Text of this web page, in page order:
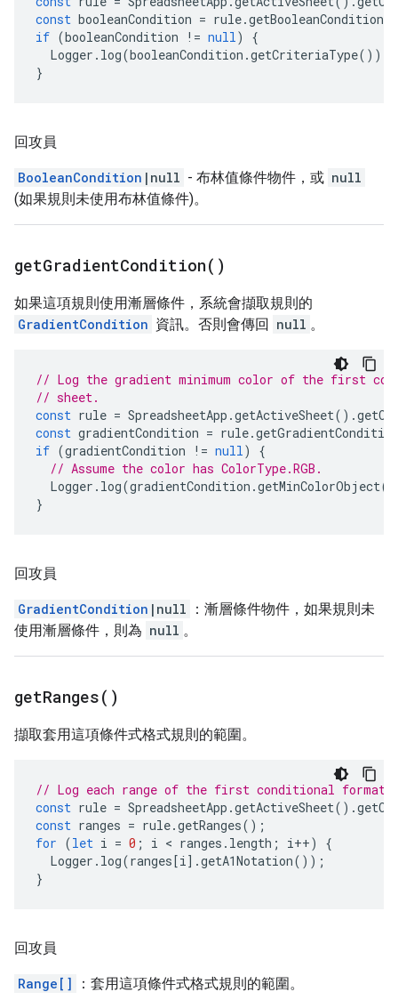
const booleanCondition = rule.getBooleanCondition
if (booleanCondition != null)
{
Logger . log(booleanCondition .getCriteriaType());
}
回攻員
BooleanCondition |null - 布林值條件物件，或 null
(如果規則未使用布林值條件)。
getGradientCondition( )
如果這項規則使用漸層條件，系統會擷取規則的
GradientCondition 資訊。否則會傳回 null 。
// Log the gradient minimum color of the first
// sheet.
const rule = SpreadsheetApp .getActiveSheet().
const gradientCondition = rule.getGradientCondition
if (gradientCondition != null)
{
// Assume the color has ColorType.RGB.
Logger . log(gradientCondition .getMinColorObject
}
回攻員
GradientCondition |null
：漸層條件物件，如果規則未
使用漸層條件，則為 null 。
getRanges( )
擷取套用這項條件式格式規則的範圍。
// Log each range of the first conditional format
const rule = SpreadsheetApp .getActiveSheet().
const ranges = rule.getRanges();
for (let i = 0 ; i < ranges . length ; i++)
{
Logger . log(ranges[i].getA1Notation());
}
回攻員
Range[] ：套用這項條件式格式規則的範圍。